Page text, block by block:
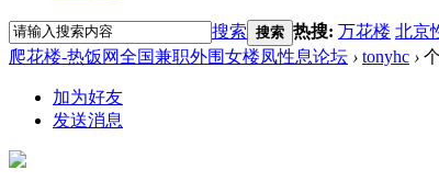
搜索 搜索 热搜: 万花楼 北京
爬花楼-热饭网全国兼职外围女楼凤性息论坛 › tonyhc ›
加为好友
发送消息